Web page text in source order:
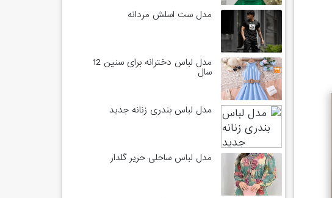
مدل ست اسلش مردانه
مدل لباس دخترانه برای سنین 12
سال
مدل لباس بندری زنانه جدید
مدل لباس ساحلی حریر گلدار